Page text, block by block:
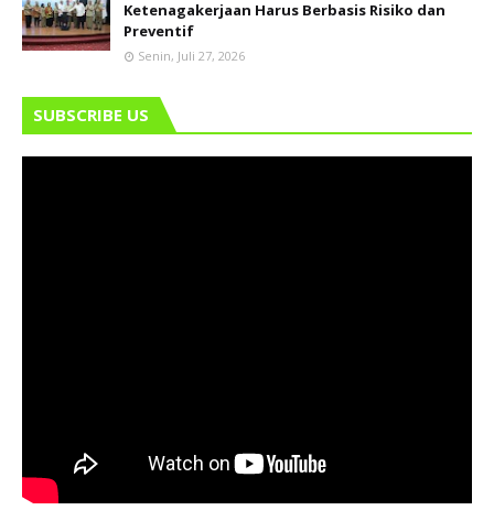
Ketenagakerjaan Harus Berbasis Risiko dan
Preventif
Senin, Juli 27, 2026
SUBSCRIBE US